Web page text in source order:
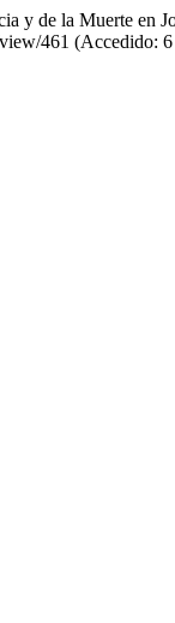
y de la Muerte en
461 (Accedido: